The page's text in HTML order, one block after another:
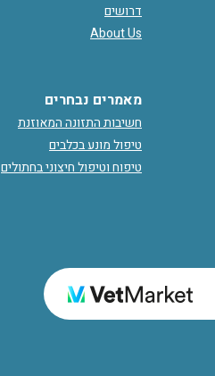
דרושים
About Us
מאמרים נבחרים
חשיבות התזונה המאוזנת
טיפול מונע בכלבים
טיפוח וטיפול חיצוני בחתולים